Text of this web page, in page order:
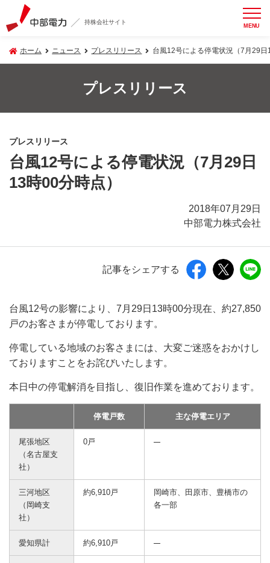
持株会社サイト MENU
ホーム ニュース プレスリリース 台風12号による停電状況（7月29
プレスリリース
プレスリリース
台風12号による停電状況（7月29日
13時00分時点）
2018年07月29日
中部電力株式会社
記事をシェアする
台風12号の影響により、7月29日13時00分現在、約27,850
戸のお客さまが停電しております。
停電している地域のお客さまには、大変ご迷惑をおかけし
ておりますことをお詫びいたします。
本日中の停電解消を目指し、復旧作業を進めております。
停電戸数 主な停電エリア
尾張地区
（名古屋支
社）
0戸
三河地区
（岡崎支
社）
約6,910戸
岡崎市、田原市、豊橋市の
各一部
愛知県計 約6,910戸